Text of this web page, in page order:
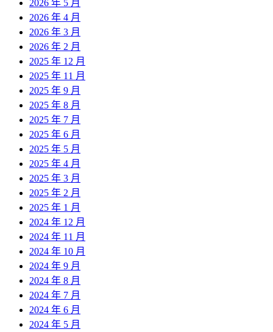
2026 年 5 月
2026 年 4 月
2026 年 3 月
2026 年 2 月
2025 年 12 月
2025 年 11 月
2025 年 9 月
2025 年 8 月
2025 年 7 月
2025 年 6 月
2025 年 5 月
2025 年 4 月
2025 年 3 月
2025 年 2 月
2025 年 1 月
2024 年 12 月
2024 年 11 月
2024 年 10 月
2024 年 9 月
2024 年 8 月
2024 年 7 月
2024 年 6 月
2024 年 5 月